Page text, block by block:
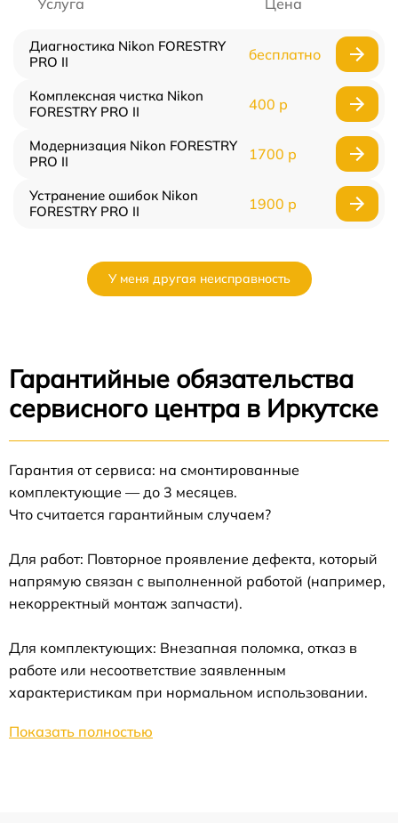
Услуга Цена
Диагностика Nikon FORESTRY
PRO II
бесплатно
Комплексная чистка Nikon
FORESTRY PRO II
400 р
Модернизация Nikon FORESTRY
PRO II
1700 р
Устранение ошибок Nikon
FORESTRY PRO II
1900 р
У меня другая неисправность
Гарантийные обязательства
сервисного центра в Иркутске
Гарантия от сервиса: на смонтированные
комплектующие — до 3 месяцев.
Что считается гарантийным случаем?
Для работ: Повторное проявление дефекта, который
напрямую связан с выполненной работой (например,
некорректный монтаж запчасти).
Для комплектующих: Внезапная поломка, отказ в
работе или несоответствие заявленным
характеристикам при нормальном использовании.
Показать полностью